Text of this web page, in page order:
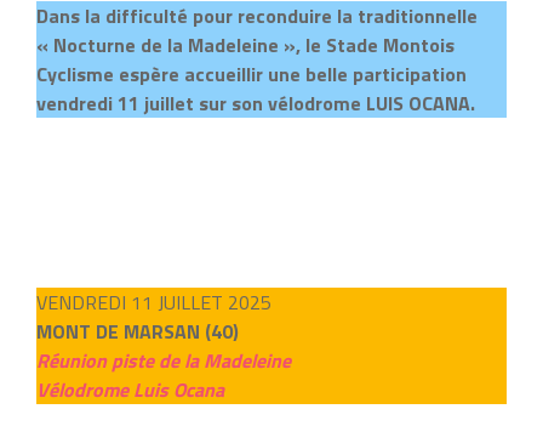
Dans la difficulté pour reconduire la traditionnelle
« Nocturne de la Madeleine », le Stade Montois
Cyclisme espère accueillir une belle participation
vendredi 11 juillet sur son vélodrome LUIS OCANA.
VENDREDI 11 JUILLET 2025
MONT DE MARSAN (40)
Réunion piste de la Madeleine
Vélodrome Luis Ocana